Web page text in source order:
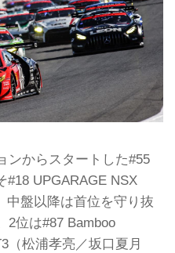
ンからスタートした#55
#18 UPGARAGE NSX
中盤以降は首位を守り抜
2位は#87 Bamboo
（松浦孝亮／坂口夏月